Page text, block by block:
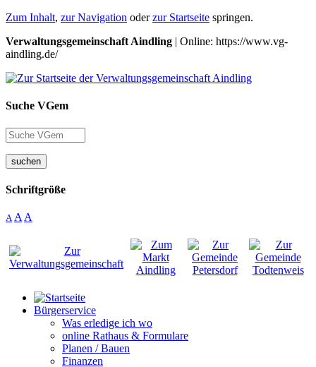
Zum Inhalt, zur Navigation oderzur Startseite springen.
Verwaltungsgemeinschaft Aindling | Online: https://www.vg-
aindling.de/
Suche VGem
suchen
Schriftgröße
A A A
Bürgerservice
Was erledige ich wo
online Rathaus & Formulare
Planen / Bauen
Finanzen